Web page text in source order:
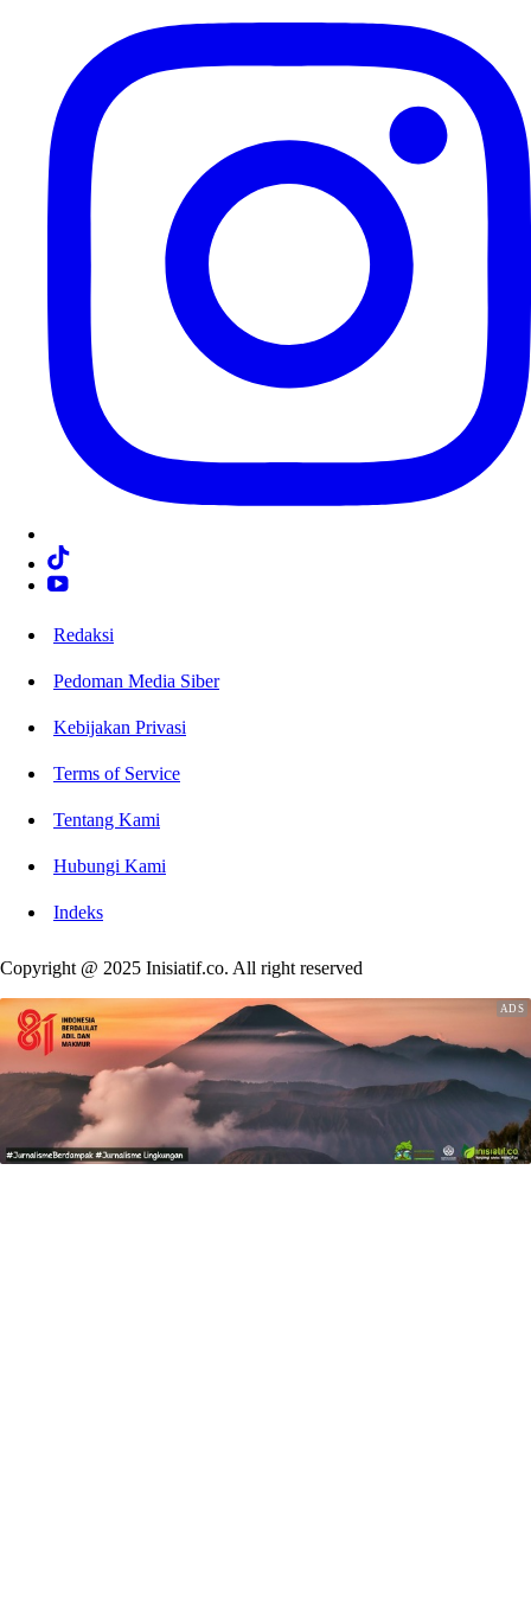
Redaksi
Pedoman Media Siber
Kebijakan Privasi
Terms of Service
Tentang Kami
Hubungi Kami
Indeks
Copyright @ 2025 Inisiatif.co. All right reserved